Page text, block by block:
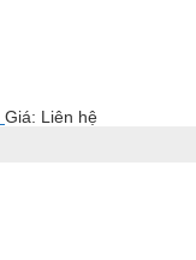
Giá: Liên hệ